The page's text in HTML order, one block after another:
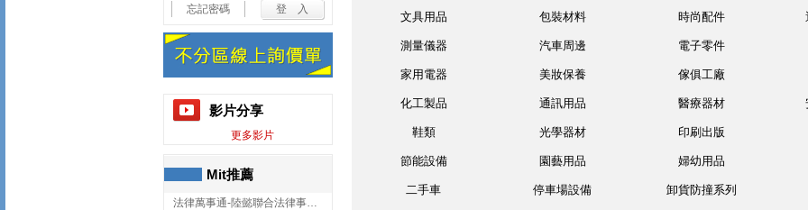
忘記密碼
影片分享
更多影片
Mit推薦
法律萬事通-陸懿聯合法律事務所
文具用品 包裝材料 時尚配件
測量儀器 汽車周邊 電子零件
家用電器 美妝保養 傢俱工廠
化工製品 通訊用品 醫療器材
鞋類 光學器材 印刷出版
節能設備 園藝用品 婦幼用品
二手車 停車場設備 卸貨防撞系列